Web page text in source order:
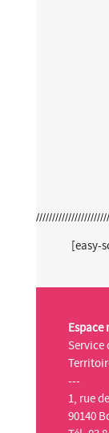
[easy-
Service
---
1, rue
90140